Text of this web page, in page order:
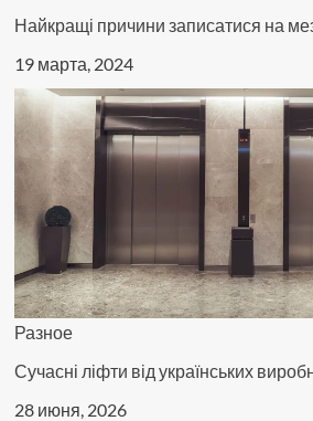
Найкращі причини записатися на
19 марта, 2024
Разное
Сучасні ліфти від українських
28 июня, 2026